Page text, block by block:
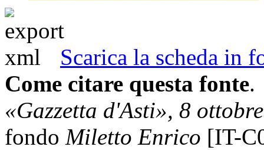
Scarica la scheda in
Come citare questa fonte.
«Gazzetta d'Asti», 8
fondo Miletto Enrico [IT-